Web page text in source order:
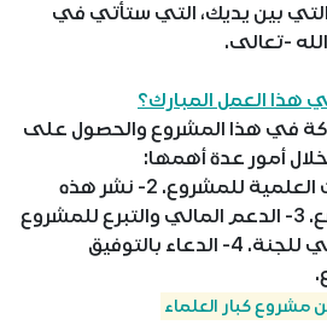
بين يديك، التي ستأتي في
-تعالى.
العمل المبارك؟
في هذا المشروع والحصول على
خلال أمور عدة أهمها:
1- الاستفادة من القنوات العلمية للمشروع. 2- نشر هذه
القنوات على نطاق واسع. 3- الدعم المالي والتبرع للمشروع
من خلال الحساب الرسمي للجنة. 4- الدعاء بالتوفيق
مشروع كبار العلماء